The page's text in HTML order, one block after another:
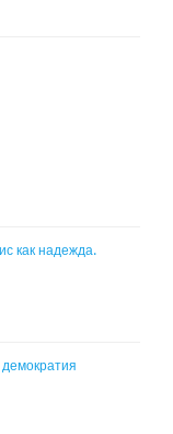
как надежда.